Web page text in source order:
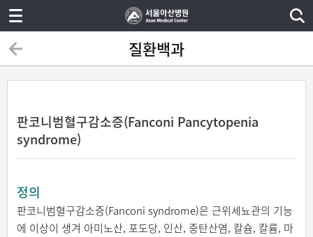
질환백과
판코니범혈구감소증(Fanconi Pancytopenia
syndrome)
정의
판코니범혈구감소증(Fanconi syndrome)은 근위세뇨관의 기능
에 이상이 생겨 아미노산, 포도당, 인산, 중탄산염, 칼슘, 칼륨, 마